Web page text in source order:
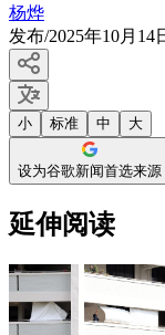
杨烨
发布/2025年10月14
小 标准 中 大
设为谷歌新闻首选来源
延伸阅读